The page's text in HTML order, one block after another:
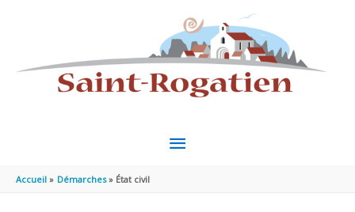
MENU
Accueil Démarches État civil